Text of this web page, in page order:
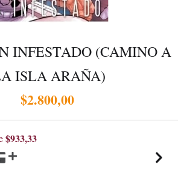
INFESTADO (CAMINO A
ISLA ARAÑA)
$2.800,00
$933,33